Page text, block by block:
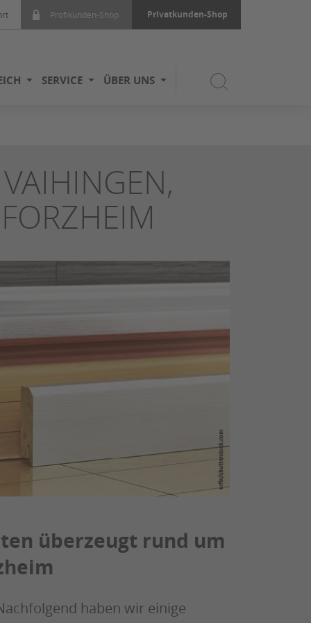
Profikunden-Shop Privatkunden-Shop
SERVICE ÜBER UNS
überzeugt rund um
haben wir einige